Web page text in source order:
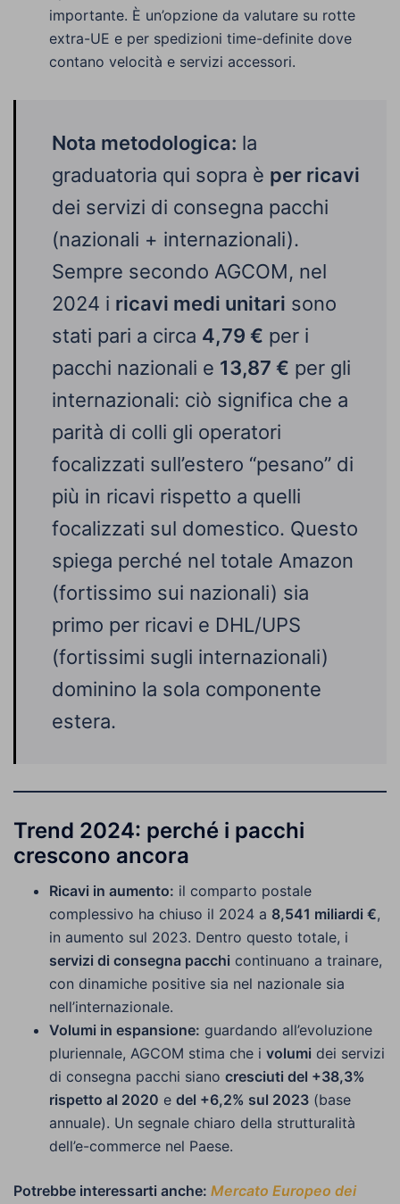
importante. È un’opzione da valutare su rotte
extra-UE e per spedizioni time-definite dove
contano velocità e servizi accessori.
Nota metodologica: la
graduatoria qui sopra è per ricavi
dei servizi di consegna pacchi
(nazionali + internazionali).
Sempre secondo AGCOM, nel
2024 i ricavi medi unitari sono
stati pari a circa 4,79 € per i
pacchi nazionali e 13,87 € per gli
internazionali: ciò significa che a
parità di colli gli operatori
focalizzati sull’estero “pesano” di
più in ricavi rispetto a quelli
focalizzati sul domestico. Questo
spiega perché nel totale Amazon
(fortissimo sui nazionali) sia
primo per ricavi e DHL/UPS
(fortissimi sugli internazionali)
dominino la sola componente
estera.
Trend 2024: perché i pacchi
crescono ancora
Ricavi in aumento: il comparto postale
complessivo ha chiuso il 2024 a 8,541 miliardi €,
in aumento sul 2023. Dentro questo totale, i
servizi di consegna pacchi continuano a trainare,
con dinamiche positive sia nel nazionale sia
nell’internazionale.
Volumi in espansione: guardando all’evoluzione
pluriennale, AGCOM stima che i volumi dei servizi
di consegna pacchi siano cresciuti del +38,3%
rispetto al 2020 e del +6,2% sul 2023 (base
annuale). Un segnale chiaro della strutturalità
dell’e-commerce nel Paese.
Potrebbe interessarti anche: Mercato Europeo dei